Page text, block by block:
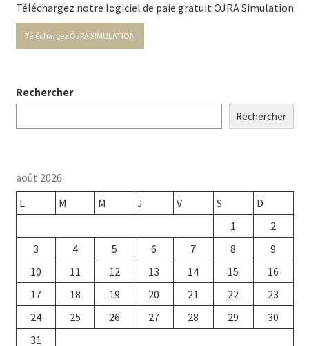
Téléchargez notre logiciel de paie gratuit OJRA Simulation
Téléchargez OJRA SIMULATION
Rechercher
Rechercher
août 2026
L
M M J V S
D
1
2
3
4 5 6 7 8
9
10
11 12 13 14 15
16
17
18 19 20 21 22
23
24
25 26 27 28 29
30
31